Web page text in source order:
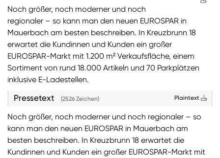
Sie wollen Informationen über aktuelle Aktionen,
Produktneuheiten, attraktive Gewinnspiele uvm.
erhalten? Dann melden Sie sich zum SPAR
Newsletter
an:
Zum SPAR Newsletter
Noch größer, noch moderner und noch
regionaler – so kann man den neuen EUROSPAR in
Mauerbach am besten beschreiben. In Kreuzbrunn 18
erwartet die Kundinnen und Kunden ein großer
EUROSPAR-Markt mit 1.200 m² Verkaufsfläche, einem
Sortiment von rund 18.000 Artikeln und 70 Parkplätzen
inklusive E-Ladestellen.
Pressetext (2526 Zeichen) Plaintext
Noch größer, noch moderner und noch regionaler – so
kann man den neuen EUROSPAR in Mauerbach am
besten beschreiben. In Kreuzbrunn 18 erwartet die
Kundinnen und Kunden ein großer EUROSPAR-Markt mit